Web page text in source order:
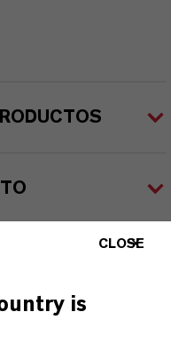
técnicas de los
opción de los menús
CLOSE
is